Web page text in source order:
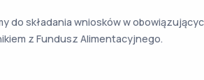
do składania wniosków w
z Fundusz Alimentacyjnego.